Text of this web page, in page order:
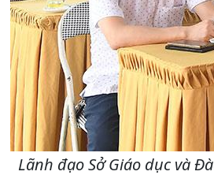
Lãnh đạo Sở Giáo dục và